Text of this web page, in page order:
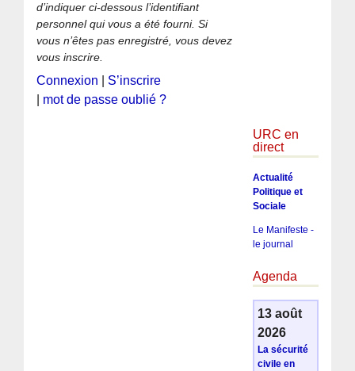
d’indiquer ci-dessous l’identifiant
personnel qui vous a été fourni. Si
vous n’êtes pas enregistré, vous devez
vous inscrire.
Connexion
S’inscrire
mot de passe oublié ?
URC en
direct
Actualité
Politique et
Sociale
Le Manifeste -
le journal
Agenda
13 août
2026
La sécurité
civile en